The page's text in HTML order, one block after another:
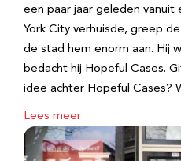
een paar jaar geleden vanuit
York City verhuisde, greep
de stad hem enorm aan. Hij
bedacht hij Hopeful Cases.
idee achter Hopeful Cases?
Lees meer